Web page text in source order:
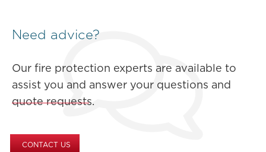
Need advice?
Our fire protection experts are available to
assist you and answer your questions and
quote requests.
CONTACT US